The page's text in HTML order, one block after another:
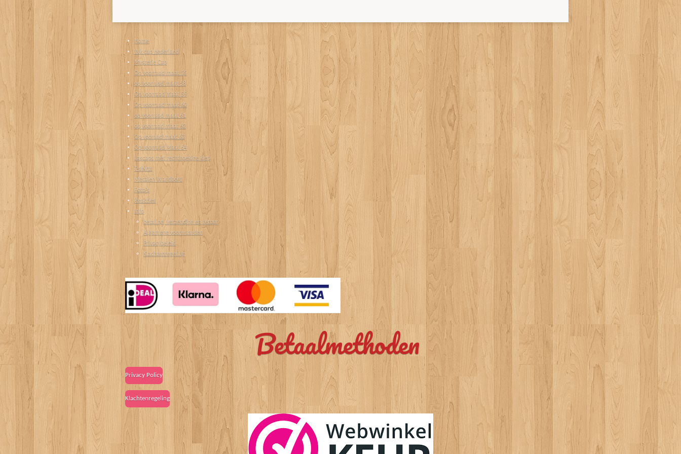
Home
Wk cap nederland
Mysterie Cap
Op voorraad maat 55
op voorraad maat 58
Op voorraad maat 59
Op voorraad maat 60
op voorraad maat 61
op voorraad maat 62
Op vooraad maat 63
Op voorraad Maat 64
Lascaps met rechthoekige klep
T-shirts
Metalen Wandbord
Foto's
Reacties
Info
betaling, verzending en retour
Algemene voorwaarden
Privacybeleid
Klachtenregeling
Betaalmethoden
Privacy Policy
Klachtenregeling